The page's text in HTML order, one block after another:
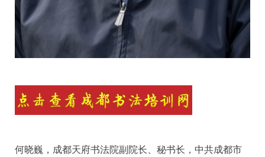
何晓巍，成都天府书法院副院长、秘书长，中共成都市